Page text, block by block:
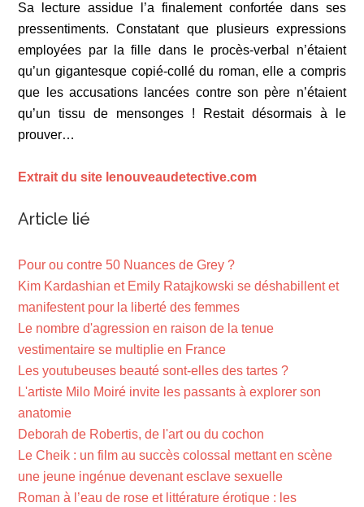
Sa lecture assidue l’a finalement confortée dans ses
pressentiments. Constatant que plusieurs expressions
employées par la fille dans le procès-verbal n’étaient
qu’un gigantesque copié-collé du roman, elle a compris
que les accusations lancées contre son père n’étaient
qu’un tissu de mensonges ! Restait désormais à le
prouver…
Extrait du site lenouveaudetective.com
Article lié
Pour ou contre 50 Nuances de Grey ?
Kim Kardashian et Emily Ratajkowski se déshabillent et
manifestent pour la liberté des femmes
Le nombre d'agression en raison de la tenue
vestimentaire se multiplie en France
Les youtubeuses beauté sont-elles des tartes ?
L'artiste Milo Moiré invite les passants à explorer son
anatomie
Deborah de Robertis, de l'art ou du cochon
Le Cheik : un film au succès colossal mettant en scène
une jeune ingénue devenant esclave sexuelle
Roman à l’eau de rose et littérature érotique : les